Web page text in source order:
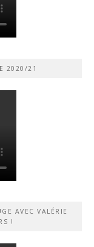
2020/21
AVEC VALÉRIE
!